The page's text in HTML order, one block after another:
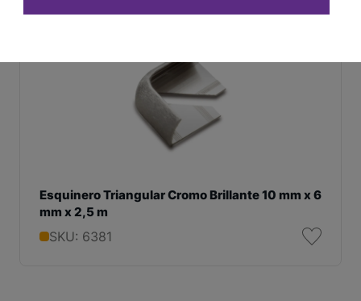
Esquinero Triangular Cromo Brillante 10 mm x 6
mm x 2,5 m
SKU: 6381